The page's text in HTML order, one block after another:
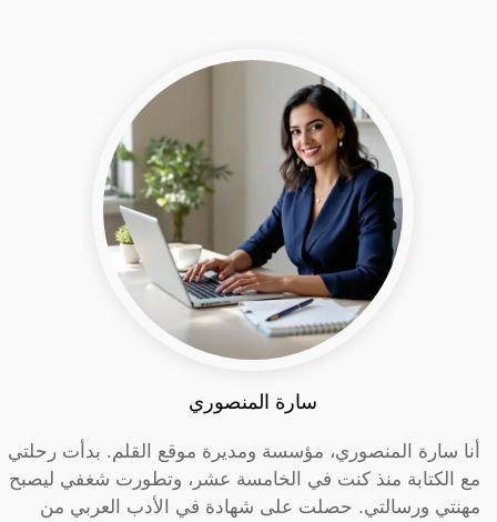
سارة المنصوري
أنا سارة المنصوري، مؤسسة ومديرة موقع القلم. بدأت رحلتي
مع الكتابة منذ كنت في الخامسة عشر، وتطورت شغفي ليصبح
مهنتي ورسالتي. حصلت على شهادة في الأدب العربي من